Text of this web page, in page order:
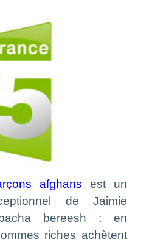
afghans est un
de Jaimie
bereesh : en
riches achètent